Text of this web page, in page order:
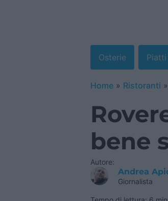
Osterie
Home » Ristoranti »
bene
Autore:
Andrea
Giornalista